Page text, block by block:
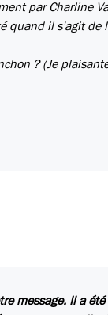
par Charline
quand il s'agit
? (Je
message. Il a